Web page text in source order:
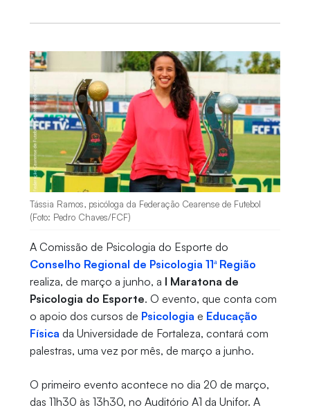
Tássia Ramos, psicóloga da Federação Cearense de Futebol
(Foto: Pedro Chaves/FCF)
A Comissão de Psicologia do Esporte do
Conselho Regional de Psicologia 11ª Região
realiza, de março a junho, a I Maratona de
Psicologia do Esporte. O evento, que conta com
o apoio dos cursos de Psicologia e Educação
Física da Universidade de Fortaleza, contará com
palestras, uma vez por mês, de março a junho.
O primeiro evento acontece no dia 20 de março,
das 11h30 às 13h30, no Auditório A1 da Unifor. A